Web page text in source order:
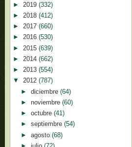
► 2019 (332)
► 2018 (412)
► 2017 (660)
► 2016 (530)
► 2015 (639)
► 2014 (662)
► 2013 (554)
▼ 2012 (787)
► diciembre (64)
► noviembre (60)
► octubre (41)
► septiembre (54)
► agosto (68)